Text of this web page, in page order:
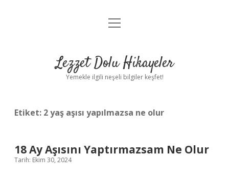
Anasayfa
Yasal Uyarı
menüyü
Lezzet Dolu Hikayeler
Yemekle ilgili neşeli bilgiler keşfet!
Etiket: 2 yaş aşısı yapılmazsa ne olur
18 Ay Aşısını Yaptırmazsam Ne Olur
Tarih: Ekim 30, 2024